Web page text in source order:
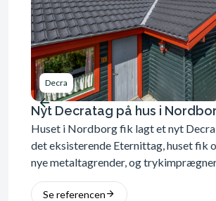
Decra
Nyt Decratag på hus i
Huset i Nordborg fik lagt et nyt Decra
det eksisterende Eternittag, huset fik
nye metaltagrender, og
Se referencen